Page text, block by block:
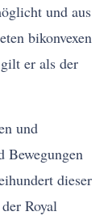
und aus
bikonvexen
er als der
und
Bewegungen
dieser
Royal